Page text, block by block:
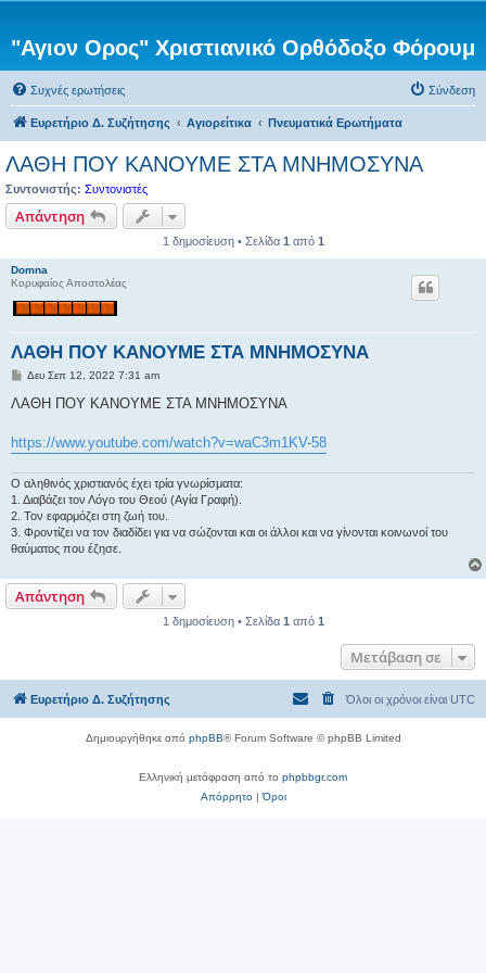
"Αγιον Ορος" Χριστιανικό Ορθόδοξο Φόρουμ
Συχνές ερωτήσεις Σύνδεση
Ευρετήριο Δ. Συζήτησης Αγιορείτικα Πνευματικά Ερωτήματα
ΛΑΘΗ ΠΟΥ ΚΑΝΟΥΜΕ ΣΤΑ ΜΝΗΜΟΣΥΝΑ
Συντονιστής: Συντονιστές
Απάντηση
1 δημοσίευση • Σελίδα 1 από 1
Domna
Κορυφαίος Αποστολέας
ΛΑΘΗ ΠΟΥ ΚΑΝΟΥΜΕ ΣΤΑ ΜΝΗΜΟΣΥΝΑ
Δ
μ
ί
ε
η
Δευ Σεπ 12, 2022 7:31 am
ΛΑΘΗ ΠΟΥ ΚΑΝΟΥΜΕ ΣΤΑ ΜΝΗΜΟΣΥΝΑ
https://www.youtube.com/watch?v=waC3m1KV-58
Ο αληθινός χριστιανός έχει τρία γνωρίσματα:
1. Διαβάζει τον Λόγο του Θεού (Αγία Γραφή).
2. Τον εφαρμόζει στη ζωή του.
3. Φροντίζει να τον διαδίδει για να σώζονται και οι άλλοι και να γίνονται κοινωνοί του
θαύματος που έζησε.
Απάντηση
1 δημοσίευση • Σελίδα 1 από 1
Μετάβαση σε
Ευρετήριο Δ. Συζήτησης Όλοι οι χρόνοι είναι UTC
Δημιουργήθηκε από phpBB® Forum Software © phpBB Limited
Ελληνική μετάφραση από το phpbbgr.com
Απόρρητο|Όροι